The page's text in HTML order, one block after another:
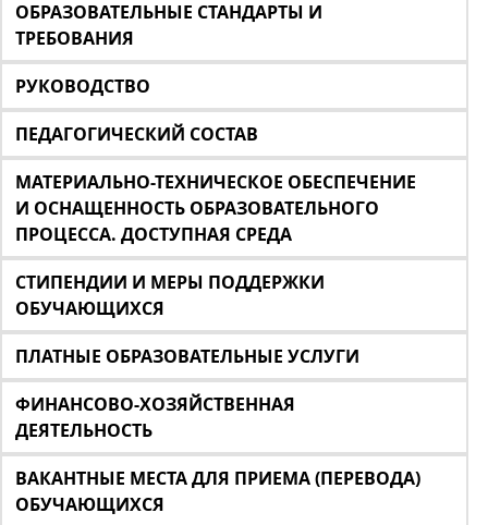
ОБРАЗОВАТЕЛЬНЫЕ СТАНДАРТЫ И
ТРЕБОВАНИЯ
РУКОВОДСТВО
ПЕДАГОГИЧЕСКИЙ СОСТАВ
МАТЕРИАЛЬНО-ТЕХНИЧЕСКОЕ ОБЕСПЕЧЕНИЕ
И ОСНАЩЕННОСТЬ ОБРАЗОВАТЕЛЬНОГО
ПРОЦЕССА. ДОСТУПНАЯ СРЕДА
СТИПЕНДИИ И МЕРЫ ПОДДЕРЖКИ
ОБУЧАЮЩИХСЯ
ПЛАТНЫЕ ОБРАЗОВАТЕЛЬНЫЕ УСЛУГИ
ФИНАНСОВО-ХОЗЯЙСТВЕННАЯ
ДЕЯТЕЛЬНОСТЬ
ВАКАНТНЫЕ МЕСТА ДЛЯ ПРИЕМА (ПЕРЕВОДА)
ОБУЧАЮЩИХСЯ